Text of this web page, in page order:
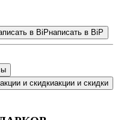
написать в BiP
акции и скидки